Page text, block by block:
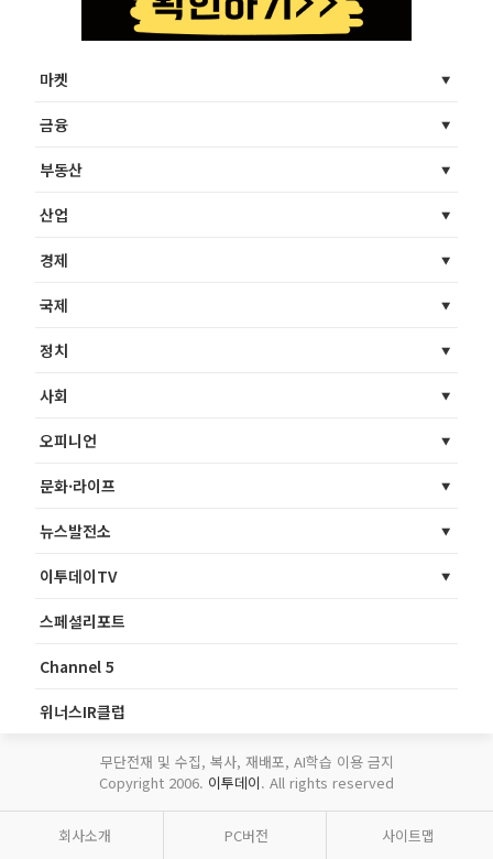
마켓
금융
부동산
산업
경제
국제
정치
사회
오피니언
문화·라이프
뉴스발전소
이투데이TV
스페셜리포트
Channel 5
위너스IR클럽
무단전재 및 수집, 복사, 재배포, AI학습 이용 금지
Copyright 2006. 이투데이. All rights reserved
회사소개 PC버전 사이트맵